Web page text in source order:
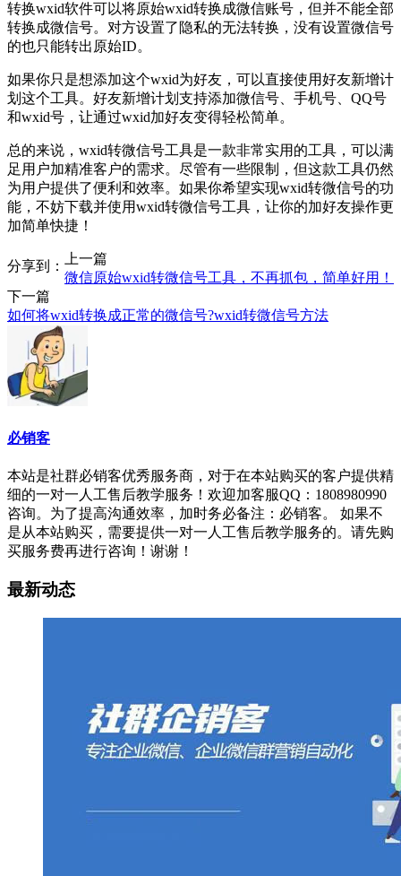
转换wxid软件可以将原始wxid转换成微信账号，但并不能全部
转换成微信号。对方设置了隐私的无法转换，没有设置微信号
的也只能转出原始ID。
如果你只是想添加这个wxid为好友，可以直接使用好友新增计
划这个工具。好友新增计划支持添加微信号、手机号、QQ号
和wxid号，让通过wxid加好友变得轻松简单。
总的来说，wxid转微信号工具是一款非常实用的工具，可以满
足用户加精准客户的需求。尽管有一些限制，但这款工具仍然
为用户提供了便利和效率。如果你希望实现wxid转微信号的功
能，不妨下载并使用wxid转微信号工具，让你的加好友操作更
加简单快捷！
分享到：
上一篇
微信原始wxid转微信号工具，不再抓包，简单好用！
下一篇
如何将wxid转换成正常的微信号?wxid转微信号方法
必销客
本站是社群必销客优秀服务商，对于在本站购买的客户提供精
细的一对一人工售后教学服务！欢迎加客服QQ：1808980990
咨询。为了提高沟通效率，加时务必备注：必销客。 如果不
是从本站购买，需要提供一对一人工售后教学服务的。请先购
买服务费再进行咨询！谢谢！
最新动态